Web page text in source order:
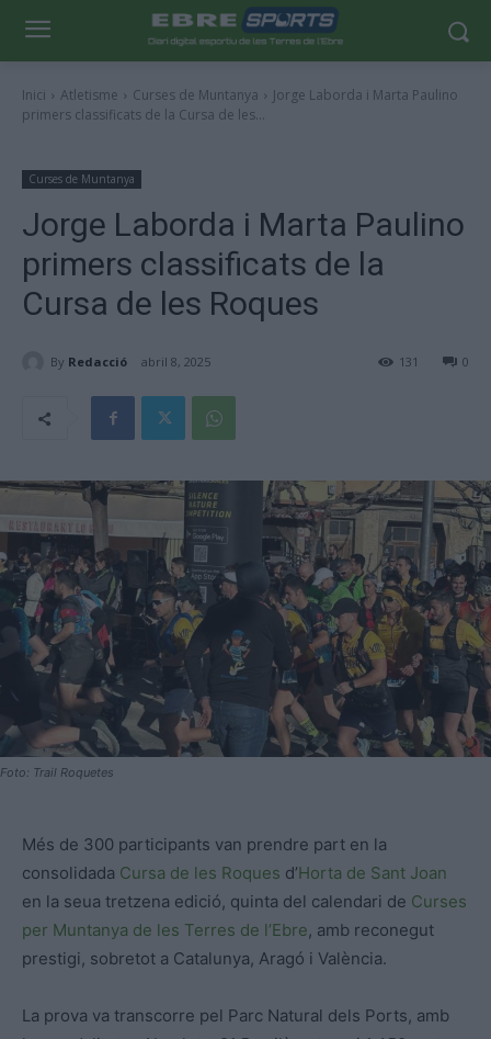
Inici Atletisme Curses de Muntanya
Jorge Laborda i Marta Paulino
primers classificats de la Cursa de les...
Curses de Muntanya
Jorge Laborda i Marta Paulino
primers classificats de la
Cursa de les Roques
By Redacció abril 8, 2025 0
131
Foto: Trail Roquetes
Més de 300 participants van prendre part en la
consolidada Cursa de les Roques d’Horta de Sant Joan
en la seua tretzena edició, quinta del calendari de Curses
per Muntanya de les Terres de l’Ebre, amb reconegut
prestigi, sobretot a Catalunya, Aragó i València.
La prova va transcorre pel Parc Natural dels Ports, amb